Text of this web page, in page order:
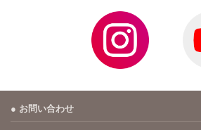
お問い合わせ